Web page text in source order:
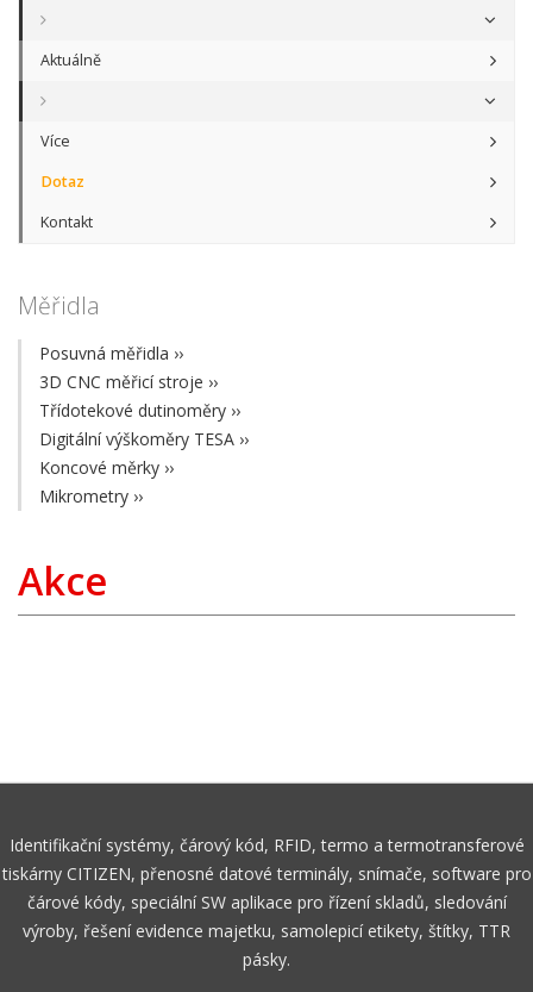
Aktuálně
Více
Dotaz
Kontakt
Měřidla
Posuvná měřidla ››
3D CNC měřicí stroje ››
Třídotekové dutinoměry ››
Digitální výškoměry TESA ››
Koncové měrky ››
Mikrometry ››
Akce
Identifikační systémy, čárový kód, RFID, termo a termotransferové
tiskárny CITIZEN, přenosné datové terminály, snímače, software pro
čárové kódy, speciální SW aplikace pro řízení skladů, sledování
výroby, řešení evidence majetku, samolepicí etikety, štítky, TTR
pásky.